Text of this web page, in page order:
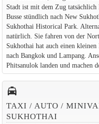
Stadt ist mit dem Zug
Busse stündlich nach New
Sukhothai Historical Park.
natürlich. Sie fahren von der
Sukhothai hat auch einen
nach Bangkok und Lampang.
Phitsanulok landen und machen
local_taxi
TAXI / AUTO /
SUKHOTHAI